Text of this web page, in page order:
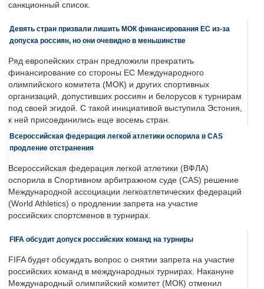
санкционный список.
Девять стран призвали лишить МОК финансирования ЕС из-за
допуска россиян, но они очевидно в меньшинстве
Ряд европейских стран предложили прекратить
финансирование со стороны ЕС Международного
олимпийского комитета (МОК) и других спортивных
организаций, допустивших россиян и белорусов к турнирам
под своей эгидой. С такой инициативой выступила Эстония,
к ней присоединились еще восемь стран.
Всероссийская федерация легкой атлетики оспорила в CAS
продление отстранения
Всероссийская федерация легкой атлетики (ВФЛА)
оспорила в Спортивном арбитражном суде (CAS) решение
Международной ассоциации легкоатлетических федераций
(World Athletics) о продлении запрета на участие
российских спортсменов в турнирах.
FIFA обсудит допуск российских команд на турниры
FIFA будет обсуждать вопрос о снятии запрета на участие
российских команд в международных турнирах. Накануне
Международный олимпийский комитет (МОК) отменил